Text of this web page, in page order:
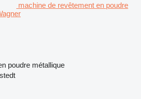
machine de revêtement en poudre
poudre métallique